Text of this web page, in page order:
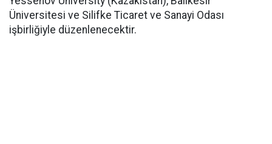
Üniversitesi ve Silifke Ticaret ve Sanayi Odası
işbirliğiyle düzenlenecektir.